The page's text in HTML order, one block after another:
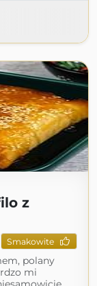
z
Smakowite
polany
mi